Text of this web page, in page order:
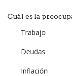
Cuál es la
Trabajo
Deudas
Inflación